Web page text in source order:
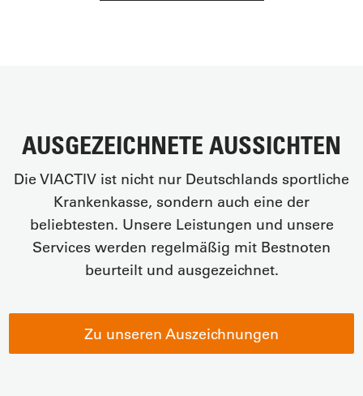
AUSGEZEICHNETE AUSSICHTEN
Die VIACTIV ist nicht nur Deutschlands sportliche
Krankenkasse, sondern auch eine der
beliebtesten. Unsere Leistungen und unsere
Services werden regelmäßig mit Bestnoten
beurteilt und ausgezeichnet.
Zu unseren Auszeichnungen